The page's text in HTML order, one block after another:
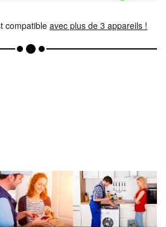
compatible avec plus de 3 appareils !